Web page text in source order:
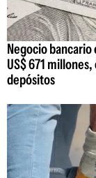
Negocio
US$ 671
depósitos